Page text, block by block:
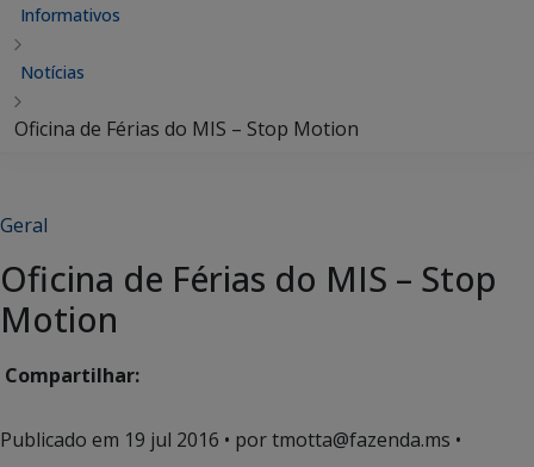
Informativos
Notícias
Oficina de Férias do MIS – Stop Motion
Geral
Oficina de Férias do MIS – Stop
Motion
Compartilhar:
Publicado em 19 jul 2016 • por tmotta@fazenda.ms •